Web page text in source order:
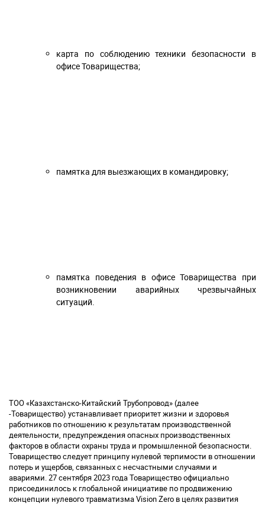
карта по соблюдению техники безопасности в
офисе Товарищества;
памятка для выезжающих в командировку;
памятка поведения в офисе Товарищества при
возникновении аварийных чрезвычайных
ситуаций.
ТОО «Казахстанско-Китайский Трубопровод» (далее
-Товарищество) устанавливает приоритет жизни и здоровья
работников по отношению к результатам производственной
деятельности, предупреждения опасных производственных
факторов в области охраны труда и промышленной безопасности.
Товарищество следует принципу нулевой терпимости в отношении
потерь и ущербов, связанных с несчастными случаями и
авариями. 27 сентября 2023 года Товарищество официально
присоединилось к глобальной инициативе по продвижению
концепции нулевого травматизма Vision Zero в целях развития